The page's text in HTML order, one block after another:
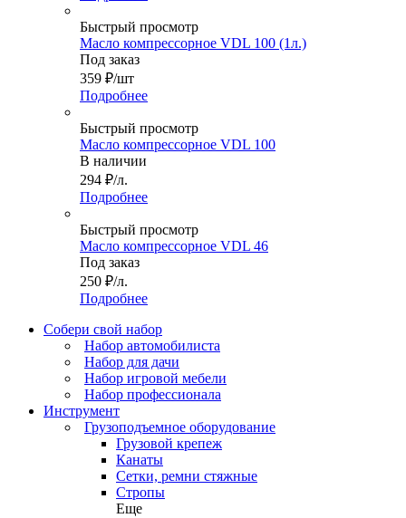
Быстрый просмотр
Масло компрессорное VDL 100 (1л.)
Под заказ
359 ₽/шт
Подробнее
Быстрый просмотр
Масло компрессорное VDL 100
В наличии
294 ₽/л.
Подробнее
Быстрый просмотр
Масло компрессорное VDL 46
Под заказ
250 ₽/л.
Подробнее
Собери свой набор
Набор автомобилиста
Набор для дачи
Набор игровой мебели
Набор профессионала
Инструмент
Грузоподъемное оборудование
Грузовой крепеж
Канаты
Сетки, ремни стяжные
Стропы
Еще